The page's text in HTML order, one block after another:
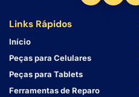
Links Rápidos
Início
Peças para Celulares
Peças para Tablets
Ferramentas de Reparo